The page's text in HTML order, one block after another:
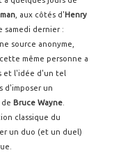
, aux côtés d'Henry
samedi dernier :
source anonyme,
même personne a
et l'idée d'un tel
d'imposer un
Bruce Wayne
classique du
un duo (et un duel)